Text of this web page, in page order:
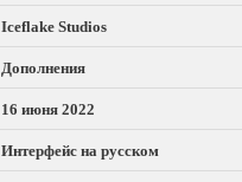
Iceflake Studios
Дополнения
16 июня 2022
Интерфейс на русском